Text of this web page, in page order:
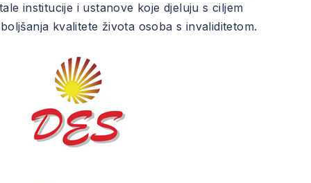
institucije i ustanove koje djeluju s ciljem
kvalitete života osoba s invaliditetom.